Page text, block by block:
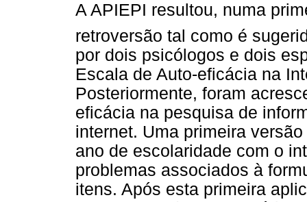
A APIEPI resultou, numa
retroversão tal como é
por dois psicólogos e dois
Escala de Auto-eficácia na
Posteriormente, foram
eficácia na pesquisa de
internet. Uma primeira
ano de escolaridade com o
problemas associados à
itens. Após esta primeira